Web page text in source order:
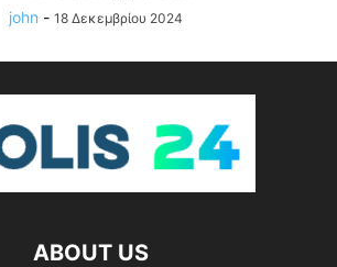
john - 18 Δεκεμβρίου 2024
ABOUT US